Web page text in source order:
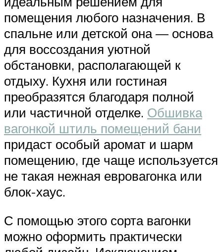
помещения любого назначения. В
спальне или детской она — основа
для воссоздания уютной
обстановки, располагающей к
отдыху. Кухня или гостиная
преобразятся благодаря полной
или частичной отделке. Обшивка
вагонкой штиль помещений бани
придаст особый аромат и шарм
помещению, где чаще используется
не такая нежная евровагонка или
блок-хаус.
С помощью этого сорта вагонки
можно оформить практически